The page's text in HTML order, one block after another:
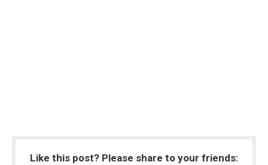
Like this post? Please share to your friends: